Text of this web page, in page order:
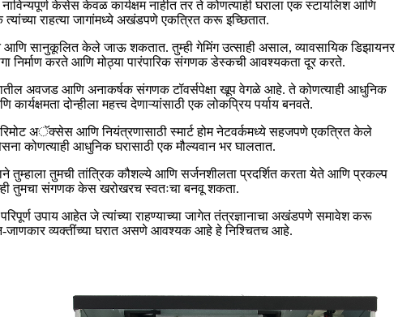
केसेस केवळ कार्यक्षम नाहीत तर ते कोणत्याही घराला एक स्टायलिश आणि
राहत्या जागांमध्ये अखंडपणे एकत्रित करू इच्छितात.
सानुकूलित केले जाऊ शकतात. तुम्ही गेमिंग उत्साही असाल, व्यावसायिक डिझायनर
करते आणि मोठ्या पारंपारिक संगणक डेस्कची आवश्यकता दूर करते.
अवजड आणि अनाकर्षक संगणक टॉवर्सपेक्षा खूप वेगळे आहे. ते कोणत्याही आधुनिक
दोन्हीला महत्त्व देणाऱ्यांसाठी एक लोकप्रिय पर्याय बनवते.
अॅक्सेस आणि नियंत्रणासाठी स्मार्ट होम नेटवर्कमध्ये सहजपणे एकत्रित केले
कोणत्याही आधुनिक घरासाठी एक मौल्यवान भर घालतात.
तुमची तांत्रिक कौशल्ये आणि सर्जनशीलता प्रदर्शित करता येते आणि प्रकल्प
तुमचा संगणक केस खरोखरच स्वतःचा बनवू शकता.
उपाय आहेत जे त्यांच्या राहण्याच्या जागेत तंत्रज्ञानाचा अखंडपणे समावेश करू
जाणकार व्यक्तींच्या घरात असणे आवश्यक आहे हे निश्चितच आहे.